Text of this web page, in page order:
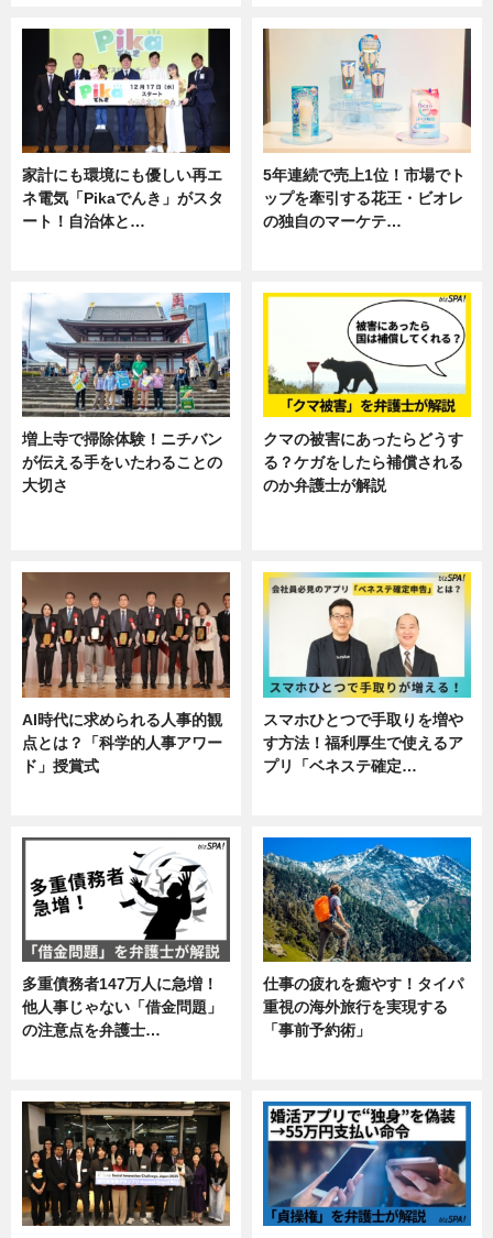
家計にも環境にも優しい再エ
ネ電気「Pikaでんき」がスタ
ート！自治体と…
5年連続で売上1位！市場でト
ップを牽引する花王・ビオレ
の独自のマーケテ…
増上寺で掃除体験！ニチバン
が伝える手をいたわることの
大切さ
クマの被害にあったらどうす
る？ケガをしたら補償される
のか弁護士が解説
AI時代に求められる人事的観
点とは？「科学的人事アワー
ド」授賞式
スマホひとつで手取りを増や
す方法！福利厚生で使えるア
プリ「ベネステ確定…
多重債務者147万人に急増！
他人事じゃない「借金問題」
の注意点を弁護士…
仕事の疲れを癒やす！タイパ
重視の海外旅行を実現する
「事前予約術」